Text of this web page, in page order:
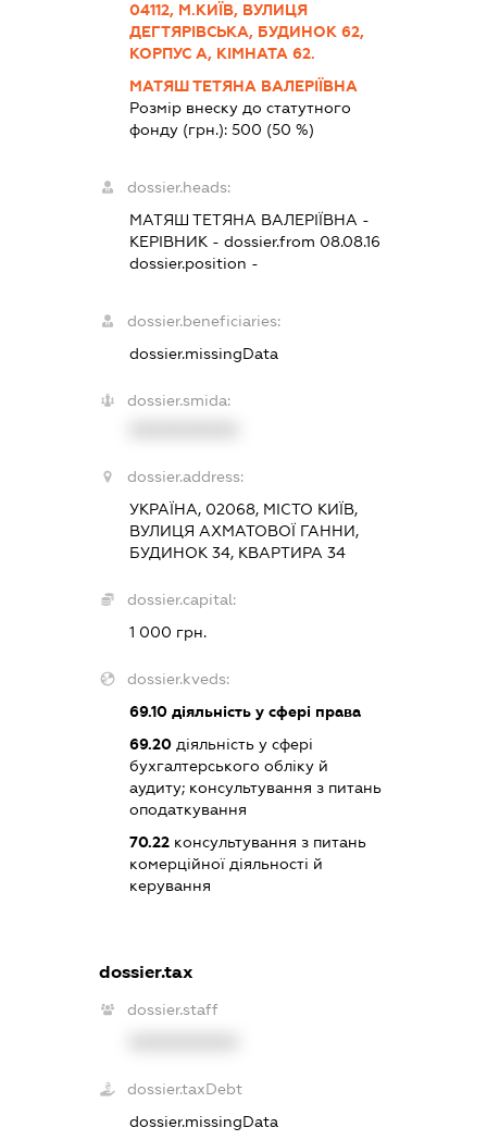
04112, М.КИЇВ, ВУЛИЦЯ
ДЕГТЯРІВСЬКА, БУДИНОК 62,
КОРПУС А, КІМНАТА 62.
МАТЯШ ТЕТЯНА ВАЛЕРІЇВНА
Розмір внеску до статутного
фонду (грн.):500 (50 %)
dossier.heads:
МАТЯШ ТЕТЯНА ВАЛЕРІЇВНА -
КЕРІВНИК - dossier.from 08.08.16
dossier.position -
dossier.beneficiaries:
dossier.missingData
dossier.smida:
dossier.address:
УКРАЇНА, 02068, МІСТО КИЇВ,
ВУЛИЦЯ АХМАТОВОЇ ГАННИ,
БУДИНОК 34, КВАРТИРА 34
dossier.capital:
1 000 грн.
dossier.kveds:
69.10 діяльність у сфері права
69.20 діяльність у сфері
бухгалтерського обліку й
аудиту; консультування з питань
оподаткування
70.22 консультування з питань
комерційної діяльності й
керування
dossier.tax
dossier.staff
dossier.taxDebt
dossier.missingData